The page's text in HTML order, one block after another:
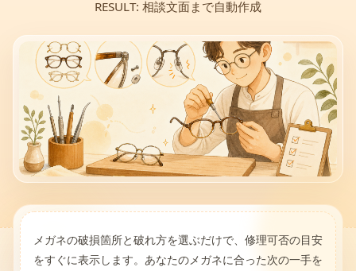
RESULT: 相談文面まで自動作成
メガネの破損箇所と破れ方を選ぶだけで、修理可否の目安
をすぐに表示します。あなたのメガネに合った次の一手を